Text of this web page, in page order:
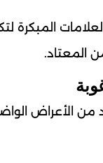
العلامات
المعتاد.
الأعراض